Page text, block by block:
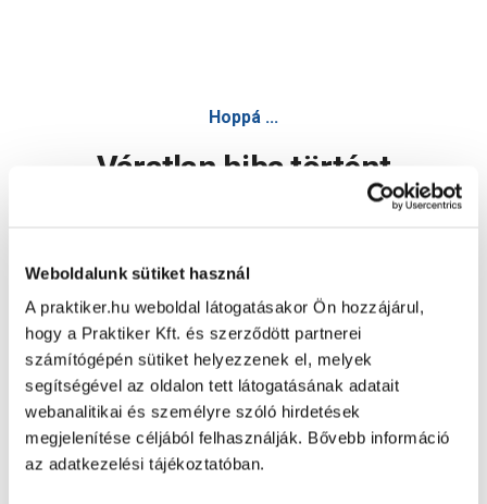
Weboldalunk sütiket használ
A praktiker.hu weboldal látogatásakor Ön hozzájárul,
hogy a Praktiker Kft. és szerződött partnerei
számítógépén sütiket helyezzenek el, melyek
segítségével az oldalon tett látogatásának adatait
webanalitikai és személyre szóló hirdetések
megjelenítése céljából felhasználják. Bővebb információ
az adatkezelési tájékoztatóban.
Hoppá ...
Váratlan hiba történt
Oldal újratöltése